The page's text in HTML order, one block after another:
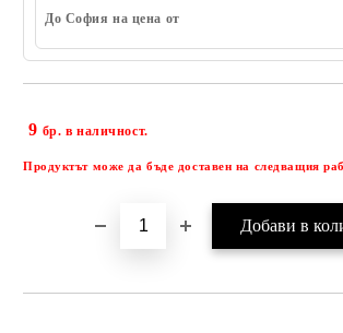
До София на цена от
9 бр. в наличност.
Продуктът може да бъде доставен на следващия